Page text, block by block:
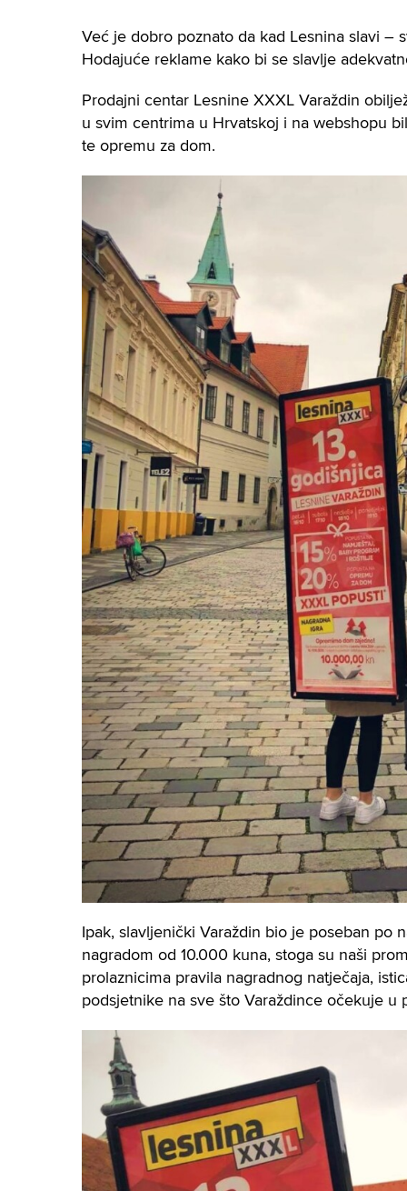
Već je dobro poznato da kad Lesnina slavi –
Hodajuće reklame kako bi se slavlje
Prodajni centar Lesnine XXXL Varaždin
u svim centrima u Hrvatskoj i na webshopu
te opremu za dom.
Ipak, slavljenički Varaždin bio je poseban po
nagradom od 10.000 kuna, stoga su naši
prolaznicima pravila nagradnog natječaja,
podsjetnike na sve što Varaždince očekuje u